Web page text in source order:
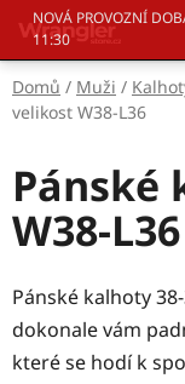
Přejít
obsah
NOVÁ PROVOZNÍ
11:30
Domů / Muži /
velikost W38-L36
Pánské
W38-L36
Pánské kalhoty
dokonale vám
které se hodí k